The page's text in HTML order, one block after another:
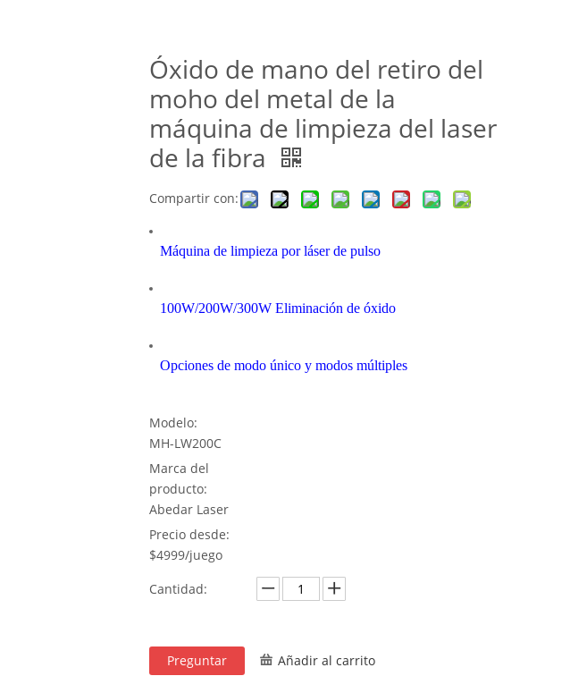
Óxido de mano del retiro del
moho del metal de la
máquina de limpieza del laser
de la fibra
Compartir con:
Máquina de limpieza por láser de pulso
100W/200W/300W Eliminación de óxido
Opciones de modo único y modos múltiples
Modelo:
MH-LW200C
Marca del
producto:
Abedar Laser
Precio desde:
$4999/juego
Cantidad:
Preguntar Añadir al carrito